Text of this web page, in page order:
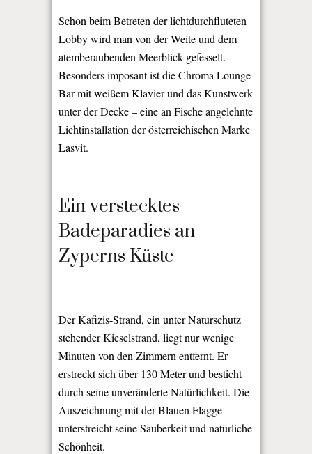
Schon beim Betreten der lichtdurchfluteten
Lobby wird man von der Weite und dem
atemberaubenden Meerblick gefesselt.
Besonders imposant ist die Chroma Lounge
Bar mit weißem Klavier und das Kunstwerk
unter der Decke – eine an Fische angelehnte
Lichtinstallation der österreichischen Marke
Lasvit.
Ein verstecktes
Badeparadies an
Zyperns Küste
Der Kafizis-Strand, ein unter Naturschutz
stehender Kieselstrand, liegt nur wenige
Minuten von den Zimmern entfernt. Er
erstreckt sich über 130 Meter und besticht
durch seine unveränderte Natürlichkeit. Die
Auszeichnung mit der Blauen Flagge
unterstreicht seine Sauberkeit und natürliche
Schönheit.